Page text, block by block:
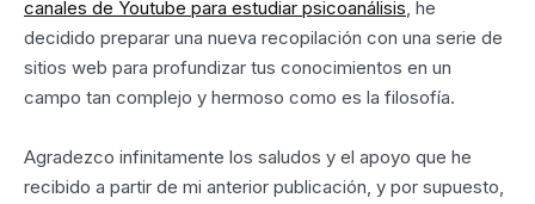
canales de Youtube para estudiar psicoanálisis, he
decidido preparar una nueva recopilación con una serie de
sitios web para profundizar tus conocimientos en un
campo tan complejo y hermoso como es la filosofía.
Agradezco infinitamente los saludos y el apoyo que he
recibido a partir de mi anterior publicación, y por supuesto,